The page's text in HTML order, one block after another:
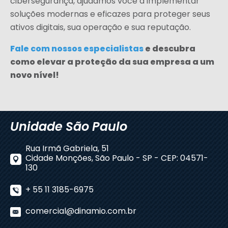
soluções modernas e eficazes para proteger seus
ativos digitais, sua operação e sua reputação.
Fale com nossos especialistase descubra
como elevar a proteção da sua empresa a um
novo nível!
Unidade São Paulo
Rua Irmã Gabriela, 51
Cidade Monções, São Paulo - SP - CEP: 04571-
130
+ 55 11 3185-6975
comercial@dinamio.com.br